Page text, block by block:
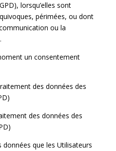
lorsqu’elles sont
périmées, ou dont
ou la
un consentement
des données des
des données des
que les Utilisateurs